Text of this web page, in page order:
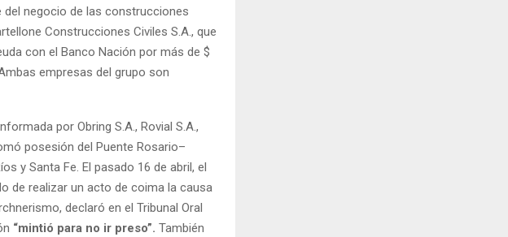
negocio de las construcciones
Construcciones Civiles S.A., que
con el Banco Nación por más de $
empresas del grupo son
por Obring S.A., Rovial S.A.,
posesión del Puente Rosario–
y Santa Fe. El pasado 16 de abril, el
de realizar un acto de coima la causa
declaró en el Tribunal Oral
“mintió para no ir preso”. También